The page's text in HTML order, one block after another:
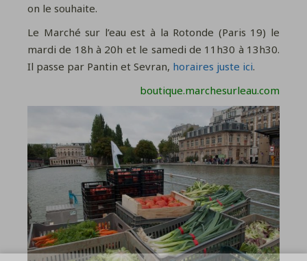
on le souhaite.
Le Marché sur l’eau est à la Rotonde (Paris 19) le
mardi de 18h à 20h et le samedi de 11h30 à 13h30.
Il passe par Pantin et Sevran, horaires juste ici.
boutique.marchesurleau.com